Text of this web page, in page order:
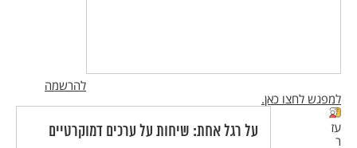
להרשמה
למפגש לחצו כאן.
עז
ר
על רגל אחת: שיחות על ערכים דמוקרטיים